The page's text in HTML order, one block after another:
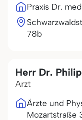
Praxis Dr.
78b
Herr Dr.
Arzt
Ärzte und
Mozartstraße